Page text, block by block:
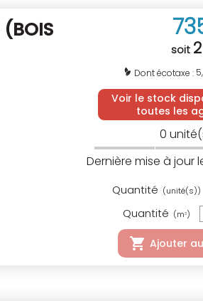
(BOIS
soit
Dont écotaxe :
Voir le stock
toutes les
0
Dernière mise à jour
Quantité (unité(s))
Quantité (m3)
Ajouter